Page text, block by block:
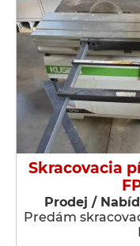
Skracovacia
Prodej /
Predám